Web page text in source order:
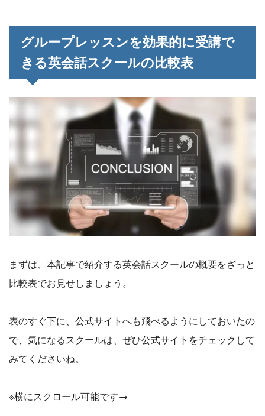
グループレッスンを効果的に受講で
きる英会話スクールの比較表
まずは、本記事で紹介する英会話スクールの概要をざっと
比較表でお見せしましょう。
表のすぐ下に、公式サイトへも飛べるようにしておいたの
で、気になるスクールは、ぜひ公式サイトをチェックして
みてくださいね。
※横にスクロール可能です→